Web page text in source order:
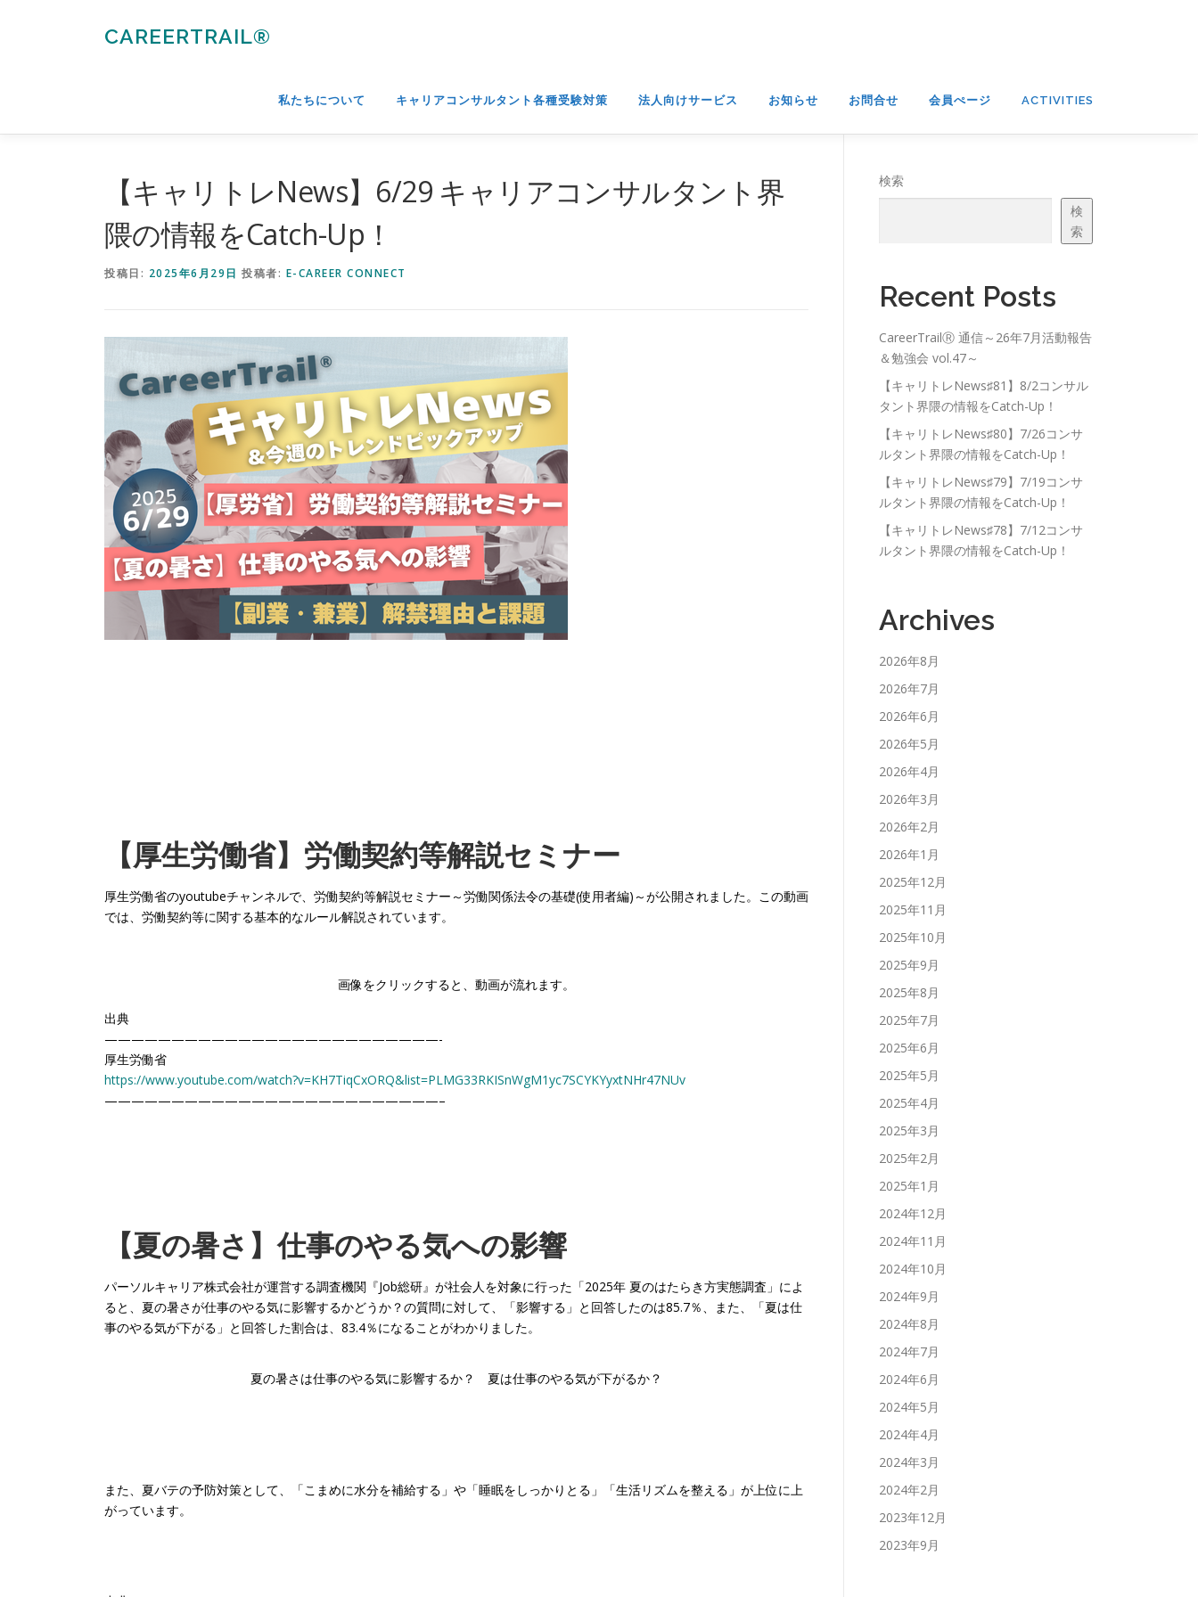
ス
CAREERTRAIL®
私たちについて キャリアコンサルタント各種受験対策 法人向けサービス お知らせ お問合せ 会員ぺージ ACTIVITIES
【キャリトレNews】6/29 キャリアコンサルタント界
隈の情報をCatch-Up！
投稿日: 2025年6月29日 投稿者: E-CAREER CONNECT
【厚生労働省】労働契約等解説セミナー
厚生労働省のyoutubeチャンネルで、労働契約等解説セミナー～労働関係法令の基礎(使用者編)～が公開されました。この動画
では、労働契約等に関する基本的なルール解説されています。
画像をクリックすると、動画が流れます。
出典
—————————————————————————-
厚生労働省
https://www.youtube.com/watch?v=KH7TiqCxORQ&list=PLMG33RKISnWgM1yc7SCYKYyxtNHr47NUv
—————————————————————————–
【夏の暑さ】仕事のやる気への影響
パーソルキャリア株式会社が運営する調査機関『Job総研』が社会人を対象に行った「2025年 夏のはたらき方実態調査」によ
ると、夏の暑さが仕事のやる気に影響するかどうか？の質問に対して、「影響する」と回答したのは85.7％、また、「夏は仕
事のやる気が下がる」と回答した割合は、83.4％になることがわかりました。
夏の暑さは仕事のやる気に影響するか？ 夏は仕事のやる気が下がるか？
また、夏バテの予防対策として、「こまめに水分を補給する」や「睡眠をしっかりとる」「生活リズムを整える」が上位に上
がっています。
検索
検
索
Recent Posts
CareerTrailⓇ 通信～26年7月活動報告
＆勉強会 vol.47～
【キャリトレNews♯81】8/2コンサル
タント界隈の情報をCatch-Up！
【キャリトレNews♯80】7/26コンサ
ルタント界隈の情報をCatch-Up！
【キャリトレNews♯79】7/19コンサ
ルタント界隈の情報をCatch-Up！
【キャリトレNews♯78】7/12コンサ
ルタント界隈の情報をCatch-Up！
Archives
2026年8月
2026年7月
2026年6月
2026年5月
2026年4月
2026年3月
2026年2月
2026年1月
2025年12月
2025年11月
2025年10月
2025年9月
2025年8月
2025年7月
2025年6月
2025年5月
2025年4月
2025年3月
2025年2月
2025年1月
2024年12月
2024年11月
2024年10月
2024年9月
2024年8月
2024年7月
2024年6月
2024年5月
2024年4月
2024年3月
2024年2月
2023年12月
2023年9月